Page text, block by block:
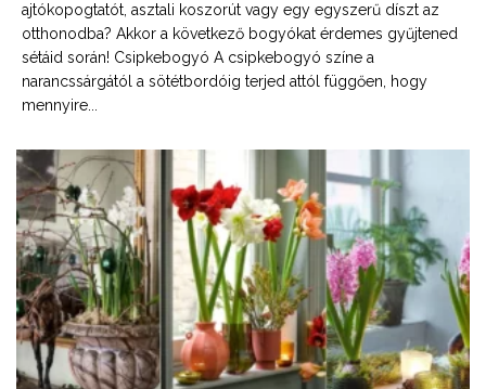
ajtókopogtatót, asztali koszorút vagy egy egyszerű díszt az
otthonodba? Akkor a következő bogyókat érdemes gyűjtened
sétáid során! Csipkebogyó A csipkebogyó színe a
narancssárgától a sötétbordóig terjed attól függően, hogy
mennyire...